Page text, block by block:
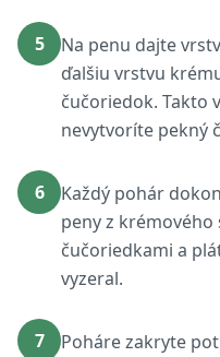
5
Na penu dajte
ďalšiu vrstvu
čučoriedok. Takto
nevytvoríte pekný
6
Každý pohár
peny z
čučoriedkami a
vyzeral.
7
Poháre zakryte